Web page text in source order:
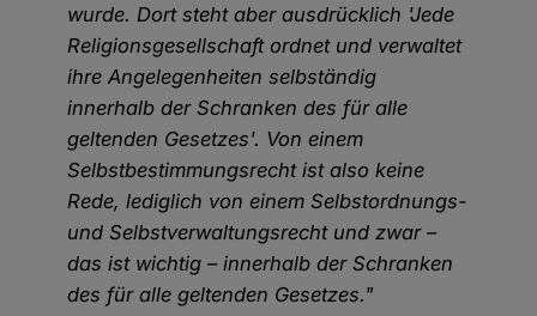
wurde. Dort steht aber ausdrücklich 'Jede
Religionsgesellschaft ordnet und verwaltet
ihre Angelegenheiten selbständig
innerhalb der Schranken des für alle
geltenden Gesetzes'. Von einem
Selbstbestimmungsrecht ist also keine
Rede, lediglich von einem Selbstordnungs-
und Selbstverwaltungsrecht und zwar –
das ist wichtig – innerhalb der Schranken
des für alle geltenden Gesetzes."